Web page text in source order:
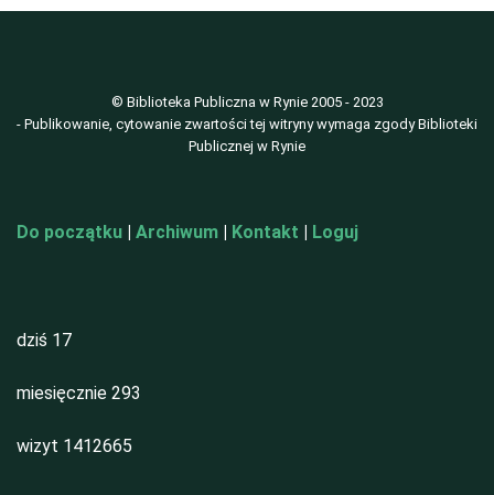
© Biblioteka Publiczna w Rynie 2005 - 2023
- Publikowanie, cytowanie zwartości tej witryny wymaga zgody Biblioteki
Publicznej w Rynie
Do początku | Archiwum | Kontakt | Loguj
dziś 17
miesięcznie 293
wizyt 1412665